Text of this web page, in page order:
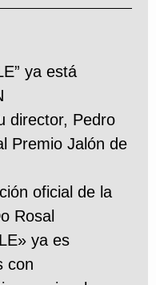
ya está
director, Pedro
Premio Jalón de
oficial de la
Rosal
ya es
con